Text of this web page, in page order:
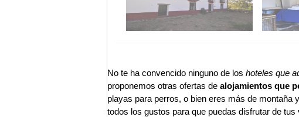
No te ha convencido ninguno de los hoteles que
proponemos otras ofertas de alojamientos que
playas para perros, o bien eres más de
todos los gustos para que puedas disfrutar de